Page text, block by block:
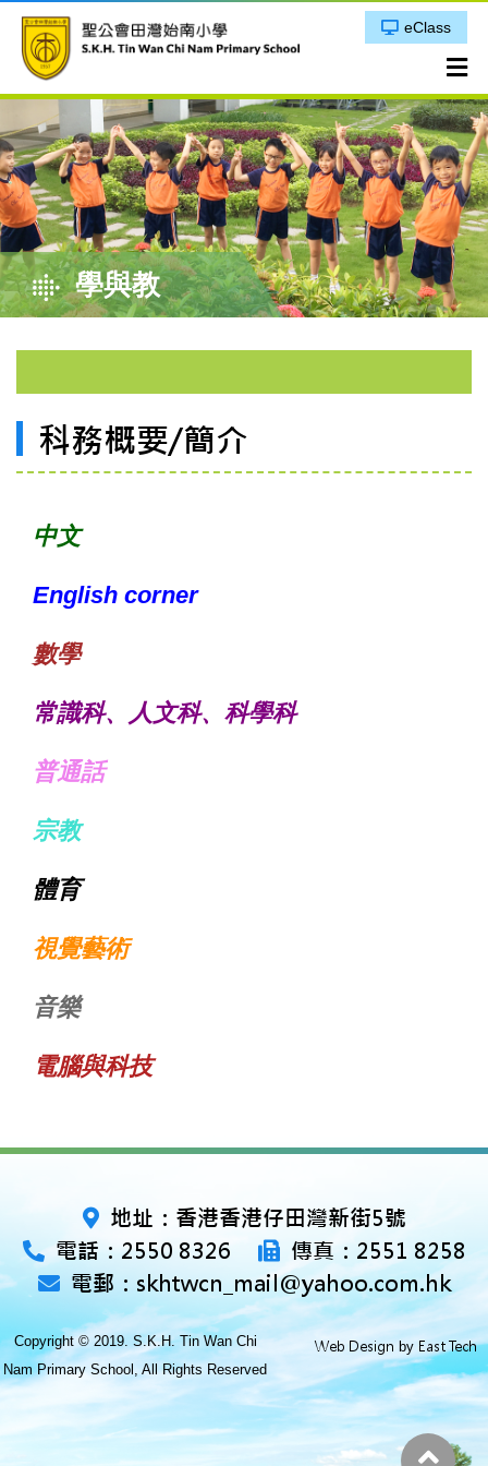
eClass
學與教
科務概要/簡介
中文
English corner
數學
常識科、人文科、科學科
普通話
宗教
體育
視覺藝術
音樂
電腦與科技
地址：香港香港仔田灣新街5號
電話：2550 8326
傳真：2551 8258
電郵：skhtwcn_mail@yahoo.com.hk
Copyright © 2019. S.K.H. Tin Wan Chi
Nam Primary School, All Rights Reserved
Web Design by East Tech